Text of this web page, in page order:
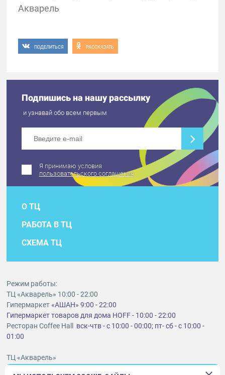
Акварель
ПОДЕЛИТЬСЯ РАССКАЗАТЬ
Подпишись на нашу рассылку
и узнавай обо всем первым
Я принимаю условия
пользовательского соглашения
О ТЦ
РАБОТА В ТЦ
СХЕМА ТЦ
Режим работы:
ТЦ «Акварель» 10:00 - 22:00
Гипермаркет«АШАН» 9:00 - 22:00
Гипермаркет товаров для дома HOFF - 10:00 - 22:00
Ресторан Coffee Hall вск-чтв - с 10:00 - 00:00; пт- сб - с 10:00 -
01:00
ТЦ «Акварель»